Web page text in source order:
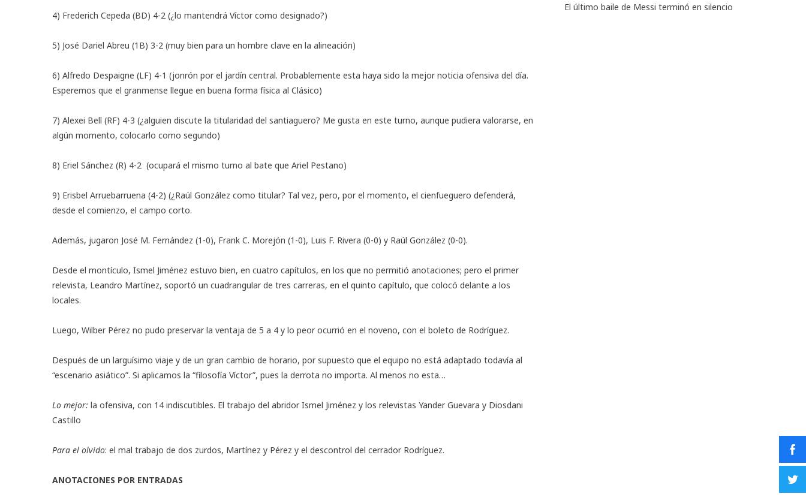
4) Frederich Cepeda (BD) 4-2 (¿lo mantendrá Víctor como designado?)
5) José Dariel Abreu (1B) 3-2 (muy bien para un hombre clave en la alineación)
6) Alfredo Despaigne (LF) 4-1 (jonrón por el jardín central. Probablemente esta haya sido la mejor noticia ofensiva del día.
Esperemos que el granmense llegue en buena forma física al Clásico)
7) Alexei Bell (RF) 4-3 (¿alguien discute la titularidad del santiaguero? Me gusta en este turno, aunque pudiera valorarse, en
algún momento, colocarlo como segundo)
8) Eriel Sánchez (R) 4-2 (ocupará el mismo turno al bate que Ariel Pestano)
9) Erisbel Arruebarruena (4-2) (¿Raúl González como titular? Tal vez, pero, por el momento, el cienfueguero defenderá,
desde el comienzo, el campo corto.
Además, jugaron José M. Fernández (1-0), Frank C. Morejón (1-0), Luis F. Rivera (0-0) y Raúl González (0-0).
Desde el montículo, Ismel Jiménez estuvo bien, en cuatro capítulos, en los que no permitió anotaciones; pero el primer
relevista, Leandro Martínez, soportó un cuadrangular de tres carreras, en el quinto capítulo, que colocó delante a los
locales.
Luego, Wilber Pérez no pudo preservar la ventaja de 5 a 4 y lo peor ocurrió en el noveno, con el boleto de Rodríguez.
Después de un larguísimo viaje y de un gran cambio de horario, por supuesto que el equipo no está adaptado todavía al
“escenario asiático”. Si aplicamos la “filosofía Víctor”, pues la derrota no importa. Al menos no esta…
Lo mejor: la ofensiva, con 14 indiscutibles. El trabajo del abridor Ismel Jiménez y los relevistas Yander Guevara y Diosdani
Castillo
Para el olvido: el mal trabajo de dos zurdos, Martínez y Pérez y el descontrol del cerrador Rodríguez.
ANOTACIONES POR ENTRADAS
El último baile de Messi terminó en silencio